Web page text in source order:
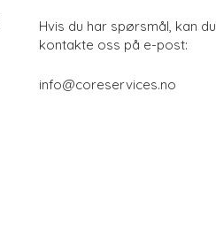
Hvis du har spørsmål, kan du
kontakte oss på e-post:
info@coreservices.no